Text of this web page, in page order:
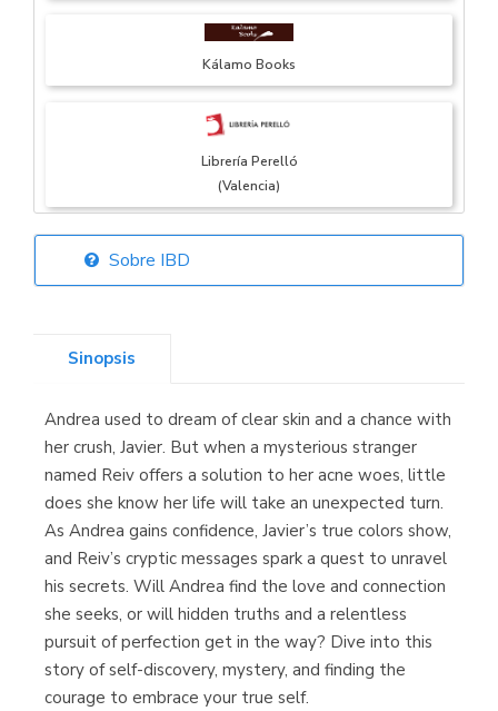
Kálamo Books
Librería Perelló
(Valencia)
Librería Elías
Librería Kolima
(Madrid)
Librería Proteo
(Málaga)
Sobre IBD
Sinopsis
Andrea used to dream of clear skin and a chance with
her crush, Javier. But when a mysterious stranger
named Reiv offers a solution to her acne woes, little
does she know her life will take an unexpected turn.
As Andrea gains confidence, Javier’s true colors show,
and Reiv’s cryptic messages spark a quest to unravel
his secrets. Will Andrea find the love and connection
she seeks, or will hidden truths and a relentless
pursuit of perfection get in the way? Dive into this
story of self-discovery, mystery, and finding the
courage to embrace your true self.